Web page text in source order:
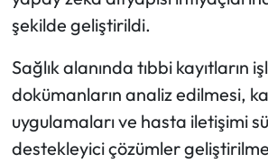
şekilde geliştirildi.
Sağlık alanında tıbbi kayıtların
dokümanların analiz edilmesi,
uygulamaları ve hasta iletişimi
destekleyici çözümler